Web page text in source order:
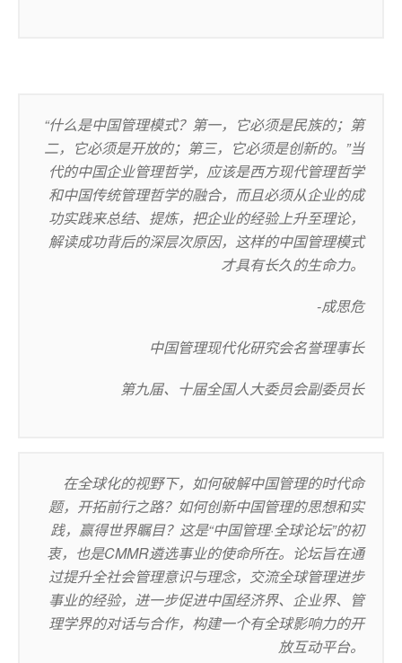
“什么是中国管理模式？第一，它必须是民族的；第
二，它必须是开放的；第三，它必须是创新的。”当
代的中国企业管理哲学，应该是西方现代管理哲学
和中国传统管理哲学的融合，而且必须从企业的成
功实践来总结、提炼，把企业的经验上升至理论，
解读成功背后的深层次原因，这样的中国管理模式
才具有长久的生命力。
-成思危
中国管理现代化研究会名誉理事长
第九届、十届全国人大委员会副委员长
在全球化的视野下，如何破解中国管理的时代命
题，开拓前行之路？如何创新中国管理的思想和实
践，赢得世界瞩目？这是“中国管理·全球论坛”的初
衷，也是CMMR遴选事业的使命所在。论坛旨在通
过提升全社会管理意识与理念，交流全球管理进步
事业的经验，进一步促进中国经济界、企业界、管
理学界的对话与合作，构建一个有全球影响力的开
放互动平台。